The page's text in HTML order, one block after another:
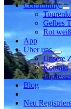
Community
Gelbes
Rot
App
Über uns
Unsere
Kontakt
Blog
Neu